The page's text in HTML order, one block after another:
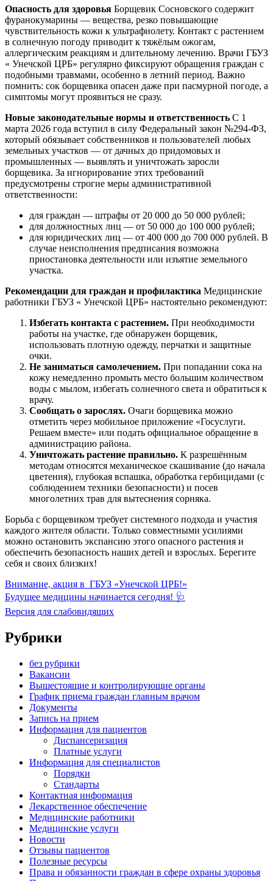
Опасность для здоровья Борщевик Сосновского содержит
фуранокумарины — вещества, резко повышающие
чувствительность кожи к ультрафиолету. Контакт с растением
в солнечную погоду приводит к тяжёлым ожогам,
аллергическим реакциям и длительному лечению. Врачи ГБУЗ
« Унечской ЦРБ» регулярно фиксируют обращения граждан с
подобными травмами, особенно в летний период. Важно
помнить: сок борщевика опасен даже при пасмурной погоде, а
симптомы могут проявиться не сразу.
Новые законодательные нормы и ответственность С 1
марта 2026 года вступил в силу Федеральный закон №294-ФЗ,
который обязывает собственников и пользователей любых
земельных участков — от дачных до придомовых и
промышленных — выявлять и уничтожать заросли
борщевика. За игнорирование этих требований
предусмотрены строгие меры административной
ответственности:
для граждан — штрафы от 20 000 до 50 000 рублей;
для должностных лиц — от 50 000 до 100 000 рублей;
для юридических лиц — от 400 000 до 700 000 рублей. В
случае неисполнения предписания возможна
приостановка деятельности или изъятие земельного
участка.
Рекомендации для граждан и профилактика Медицинские
работники ГБУЗ « Унечской ЦРБ» настоятельно рекомендуют:
Избегать контакта с растением. При необходимости
работы на участке, где обнаружен борщевик,
использовать плотную одежду, перчатки и защитные
очки.
Не заниматься самолечением. При попадании сока на
кожу немедленно промыть место большим количеством
воды с мылом, избегать солнечного света и обратиться к
врачу.
Сообщать о зарослях. Очаги борщевика можно
отметить через мобильное приложение «Госуслуги.
Решаем вместе» или подать официальное обращение в
администрацию района.
Уничтожать растение правильно. К разрешённым
методам относятся механическое скашивание (до начала
цветения), глубокая вспашка, обработка гербицидами (с
соблюдением техники безопасности) и посев
многолетних трав для вытеснения сорняка.
Борьба с борщевиком требует системного подхода и участия
каждого жителя области. Только совместными усилиями
можно остановить экспансию этого опасного растения и
обеспечить безопасность наших детей и взрослых. Берегите
себя и своих близких!
Внимание, акция в ГБУЗ «Унечской ЦРБ!»
Будущее медицины начинается сегодня! 🩺
Версия для слабовидящих
Рубрики
без рубрики
Вакансии
Вышестоящие и контролирующие органы
График приема граждан главным врачом
Документы
Запись на прием
Информация для пациентов
Диспансеризация
Платные услуги
Информация для специалистов
Порядки
Стандарты
Контактная информация
Лекарственное обеспечение
Медицинские работники
Медицинские услуги
Новости
Отзывы пациентов
Полезные ресурсы
Права и обязанности граждан в сфере охраны здоровья